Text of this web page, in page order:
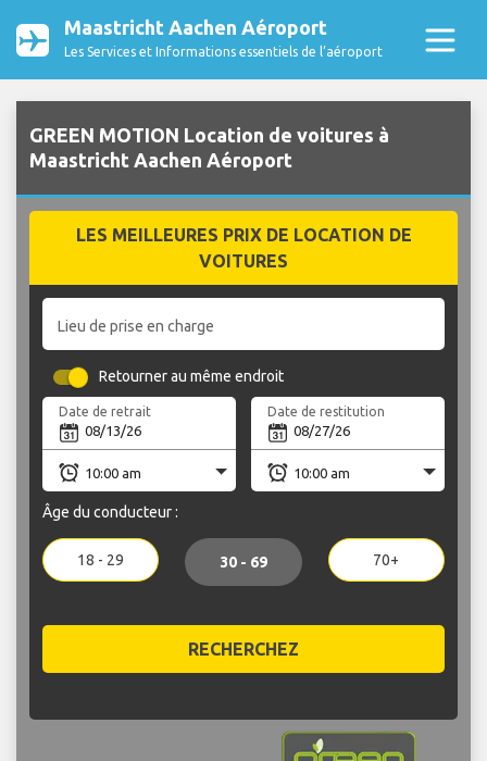
Maastricht Aachen Aéroport
Les Services et Informations essentiels de l’aéroport
GREEN MOTION Location de voitures à
Maastricht Aachen Aéroport
LES MEILLEURES PRIX DE LOCATION DE
VOITURES
Lieu de prise en charge
Retourner au même endroit
Date de retrait Date de restitution
Âge du conducteur :
18 - 29 30 - 69 70+
RECHERCHEZ